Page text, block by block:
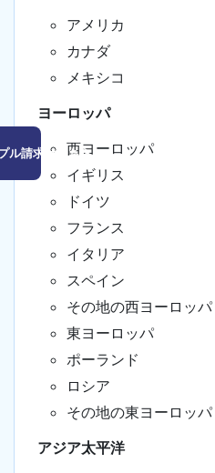
ル請求はこちら
アメリカ
カナダ
メキシコ
ヨーロッパ
西ヨーロッパ
イギリス
ドイツ
フランス
イタリア
スペイン
その地の西ヨーロッパ
東ヨーロッパ
ポーランド
ロシア
その地の東ヨーロッパ
アジア太平洋